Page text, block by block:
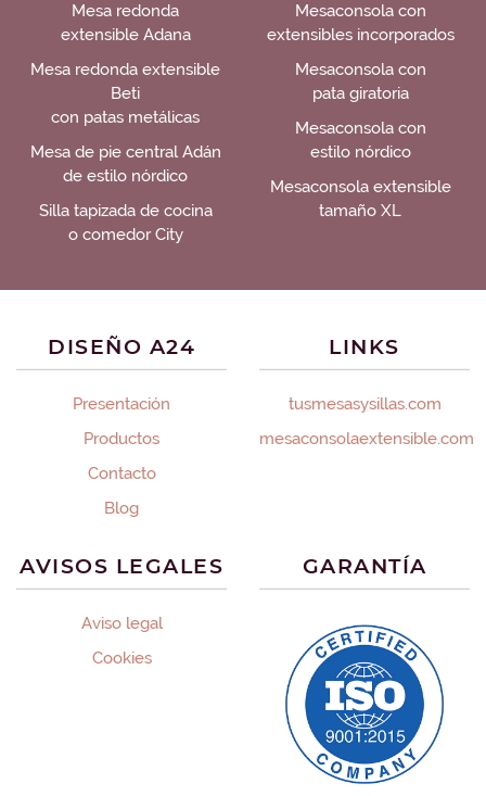
Mesa redonda
extensible Adana
Mesa redonda extensible
Beti
con patas metálicas
Mesa de pie central Adán
de estilo nórdico
Silla tapizada de cocina
o comedor City
Mesaconsola con
extensibles incorporados
Mesaconsola con
pata giratoria
Mesaconsola con
estilo nórdico
Mesaconsola extensible
tamaño XL
DISEÑO A24
Presentación
Productos
Contacto
Blog
LINKS
tusmesasysillas.com
mesaconsolaextensible.com
AVISOS LEGALES
Aviso legal
Cookies
GARANTÍA